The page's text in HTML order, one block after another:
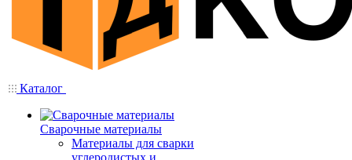
Каталог
Сварочные материалы
Материалы для сварки
углеродистых и